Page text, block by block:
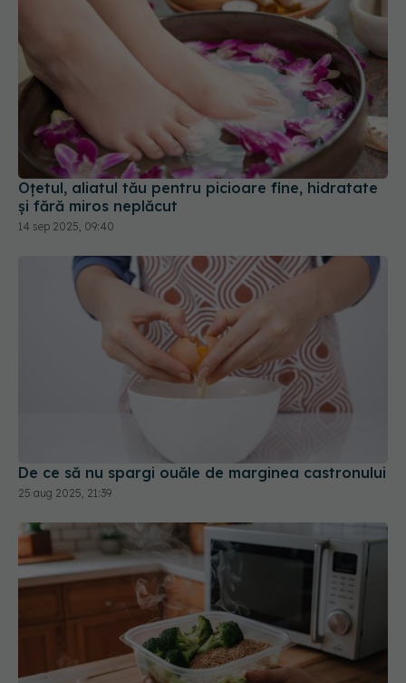
Oțetul, aliatul tău pentru picioare fine, hidratate
și fără miros neplăcut
14 sep 2025, 09:40